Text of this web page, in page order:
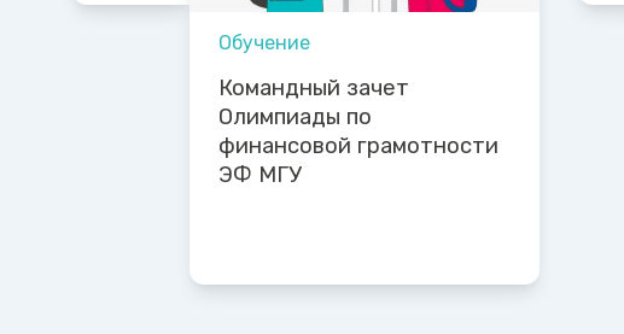
Обучение
Командный зачет
Олимпиады по
финансовой грамотности
ЭФ МГУ